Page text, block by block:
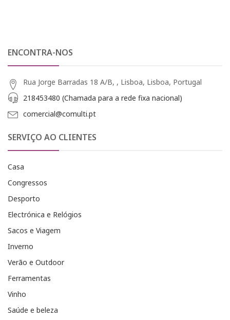
ENCONTRA-NOS
Rua Jorge Barradas 18 A/B, , Lisboa, Lisboa, Portugal
218453480 (Chamada para a rede fixa nacional)
comercial@comulti.pt
SERVIÇO AO CLIENTES
Casa
Congressos
Desporto
Electrónica e Relógios
Sacos e Viagem
Inverno
Verão e Outdoor
Ferramentas
Vinho
Saúde e beleza